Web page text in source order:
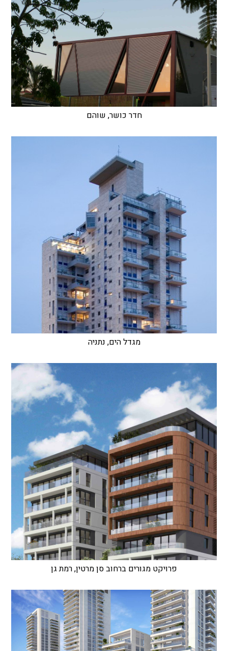
חדר כושר, שוהם
מגדל הים, נתניה
פרויקט מגורים ברחוב סן מרטין, רמת גן